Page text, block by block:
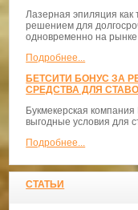
Лазерная эпиляция
решением для
одновременно на
Подробнее...
БЕТСИТИ БОНУС ЗА
СРЕДСТВА ДЛЯ
Букмекерская
выгодные условия для
Подробнее...
СТАТЬИ